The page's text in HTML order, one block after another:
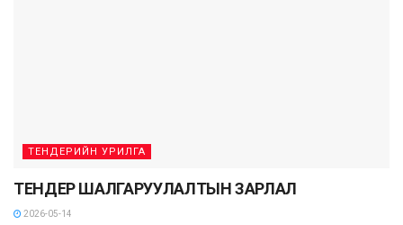
ТЕНДЕРИЙН УРИЛГА
ТЕНДЕР ШАЛГАРУУЛАЛТЫН ЗАРЛАЛ
2026-05-14